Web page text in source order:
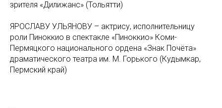
зрителя «Дилижанс» (Тольятти)
ЯРОСЛАВУ УЛЬЯНОВУ – актрису, исполнительницу
роли Пиноккио в спектакле «Пиноккио» Коми-
Пермяцкого национального ордена «Знак Почёта»
драматического театра им. М. Горького (Кудымкар,
Пермский край)